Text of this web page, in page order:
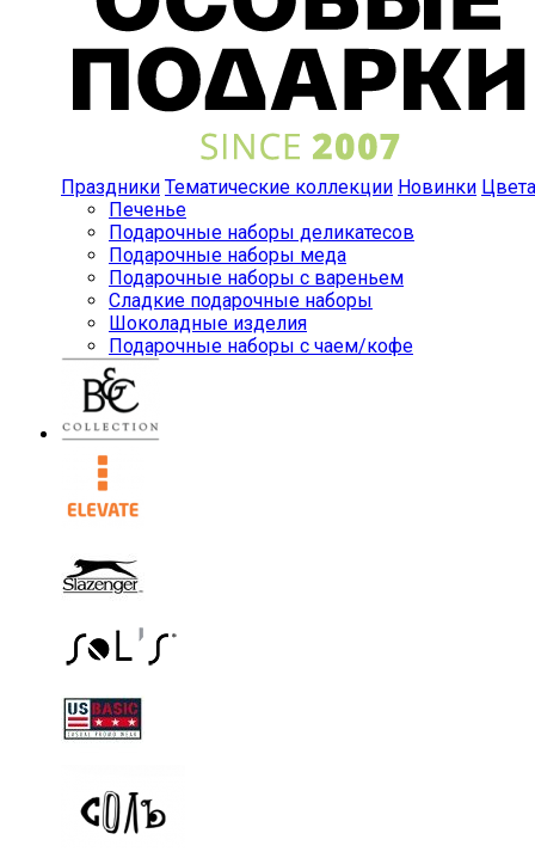
Праздники Тематические коллекции Новинки Цвета
Печенье
Подарочные наборы деликатесов
Подарочные наборы меда
Подарочные наборы с вареньем
Сладкие подарочные наборы
Шоколадные изделия
Подарочные наборы с чаем/кофе